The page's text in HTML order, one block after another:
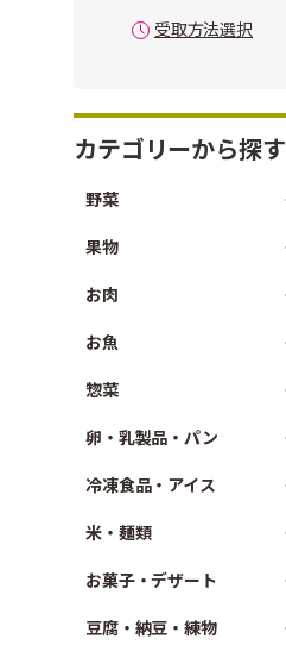
受取方法選択
カテゴリーから探す
野菜
果物
お肉
お魚
惣菜
卵・乳製品・パン
冷凍食品・アイス
米・麺類
お菓子・デザート
豆腐・納豆・練物